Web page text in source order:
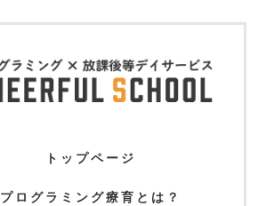
トップページ
プログラミング療育とは？